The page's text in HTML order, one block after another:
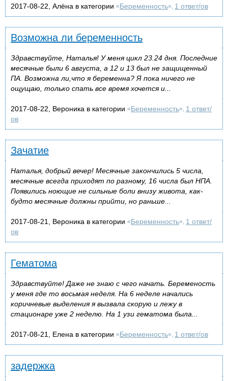
2017-08-22, Алёна в категории «Беременность», 1 ответ/ов
Возможна ли беременность
Здравствуйте, Наталья! У меня цикл 23.24 дня. Последние
месячные были 6 августа, а 12 и 13 был не защищенный
ПА. Возможна ли,что я беременна? Я пока ничего не
ощущаю, только спать все время хочется и...
2017-08-22, Вероника в категории «Беременность», 1 ответ/
ов
Зачатие
Наталья, добрый вечер! Месячные закончились 5 числа,
месячные всегда приходят по разному, 16 числа был НПА.
Появились ноющие не сильные боли внизу живота, как-
будто месячные должны прийти, но раньше...
2017-08-21, Вероника в категории «Беременность», 1 ответ/
ов
Гематома
Здравствуйте! Даже не знаю с чего начать. Беременость
у меня где то восьмая неделя. На 6 неделе начались
коричневые выделения я вызвала скорую и лежу в
стационаре уже 2 неделю. На 1 узи гематома была...
2017-08-21, Елена в категории «Беременность», 1 ответ/ов
задержка